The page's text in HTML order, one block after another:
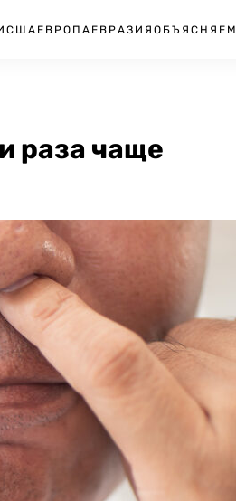
США ЕВРОПА ЕВРАЗИЯ ОБЪЯСНЯЕМ
раза чаще